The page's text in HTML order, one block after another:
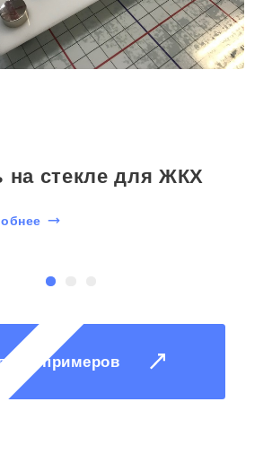
на стекле для ЖКХ
примеров